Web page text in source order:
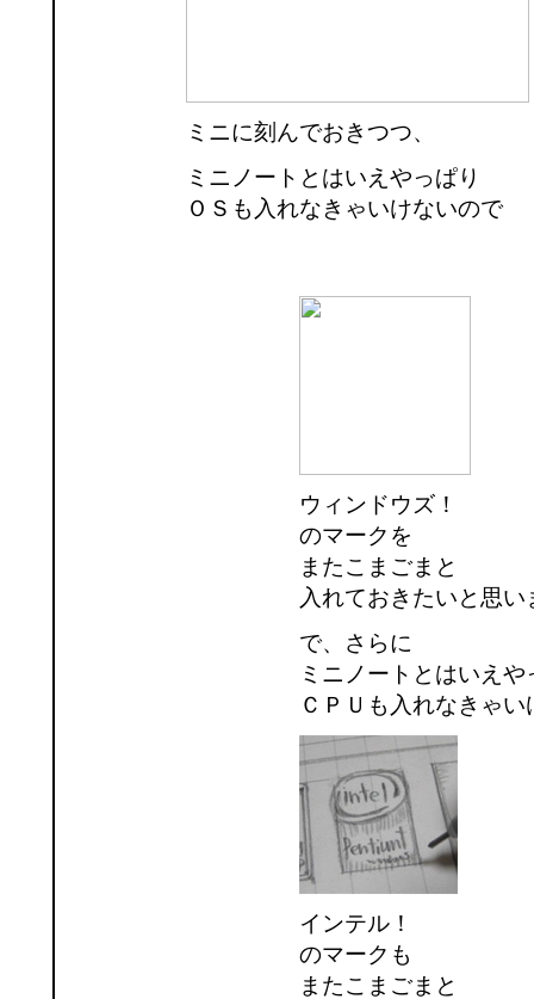
ミニに刻んでおきつつ、
ミニノートとはいえやっぱり
ＯＳも入れなきゃいけないので
ウィンドウズ！
のマークを
またこまごまと
入れておきたいと思い
で、さらに
ミニノートとはいえや
ＣＰＵも入れなきゃい
インテル！
のマークも
またこまごまと